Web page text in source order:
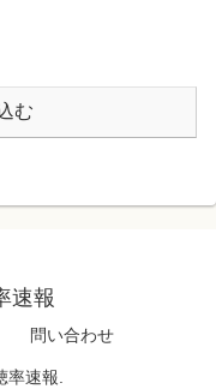
む
速報
問い合わせ
率速報.